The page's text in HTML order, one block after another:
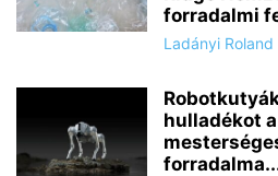
forradalmi
Ladányi Roland
hulladékot